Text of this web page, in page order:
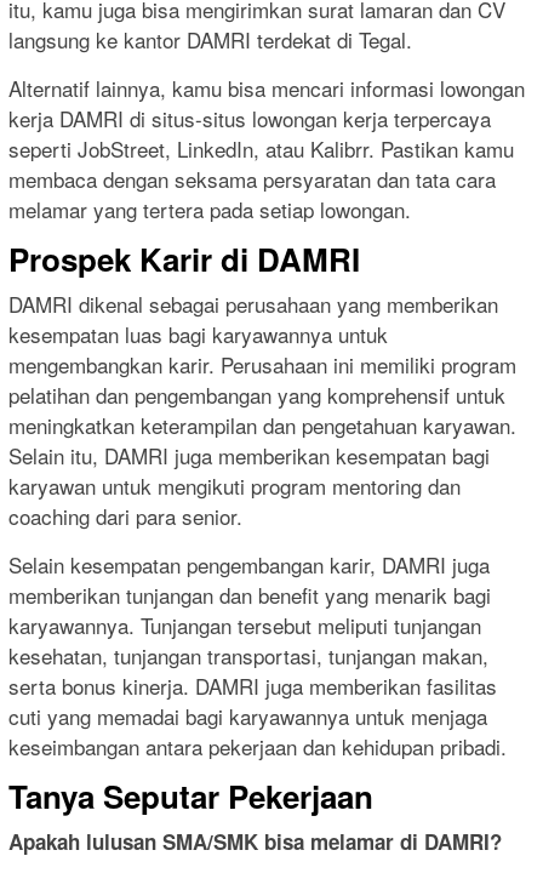
itu, kamu juga bisa mengirimkan surat lamaran dan CV
langsung ke kantor DAMRI terdekat di Tegal.
Alternatif lainnya, kamu bisa mencari informasi lowongan
kerja DAMRI di situs-situs lowongan kerja terpercaya
seperti JobStreet, LinkedIn, atau Kalibrr. Pastikan kamu
membaca dengan seksama persyaratan dan tata cara
melamar yang tertera pada setiap lowongan.
Prospek Karir di DAMRI
DAMRI dikenal sebagai perusahaan yang memberikan
kesempatan luas bagi karyawannya untuk
mengembangkan karir. Perusahaan ini memiliki program
pelatihan dan pengembangan yang komprehensif untuk
meningkatkan keterampilan dan pengetahuan karyawan.
Selain itu, DAMRI juga memberikan kesempatan bagi
karyawan untuk mengikuti program mentoring dan
coaching dari para senior.
Selain kesempatan pengembangan karir, DAMRI juga
memberikan tunjangan dan benefit yang menarik bagi
karyawannya. Tunjangan tersebut meliputi tunjangan
kesehatan, tunjangan transportasi, tunjangan makan,
serta bonus kinerja. DAMRI juga memberikan fasilitas
cuti yang memadai bagi karyawannya untuk menjaga
keseimbangan antara pekerjaan dan kehidupan pribadi.
Tanya Seputar Pekerjaan
Apakah lulusan SMA/SMK bisa melamar di DAMRI?